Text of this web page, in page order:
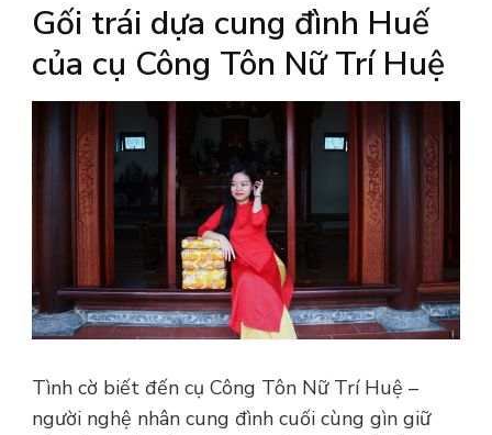
Gối trái dựa cung đình Huế
của cụ Công Tôn Nữ Trí Huệ
Tình cờ biết đến cụ Công Tôn Nữ Trí Huệ –
người nghệ nhân cung đình cuối cùng gìn giữ